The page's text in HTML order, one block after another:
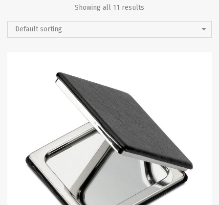
Showing all 11 results
Default sorting